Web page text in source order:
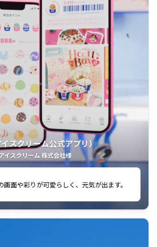
スクリーム公式アプリ）
イスクリーム 株式会社様
画面や彩りが可愛らしく、元気が出ます。
とに特典があるようなので使うのが楽しいで